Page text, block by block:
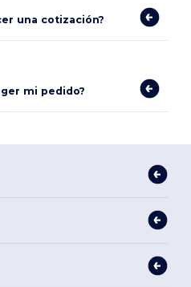
una cotización?
mi pedido?